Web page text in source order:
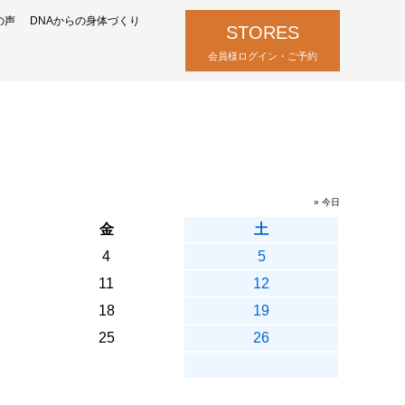
声 DNAからの身体づくり
STORES
会員様ログイン・ご予約
» 今日
金
土
4
5
11
12
18
19
25
26